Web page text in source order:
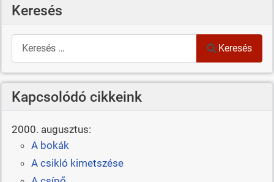
Keresés
Keresés
Keresés
Kapcsolódó cikkeink
2000. augusztus:
A bokák
A csikló kimetszése